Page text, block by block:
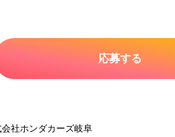
社ホンダカーズ岐阜